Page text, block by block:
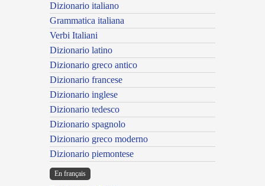
Dizionario italiano
Grammatica italiana
Verbi Italiani
Dizionario latino
Dizionario greco antico
Dizionario francese
Dizionario inglese
Dizionario tedesco
Dizionario spagnolo
Dizionario greco moderno
Dizionario piemontese
En français